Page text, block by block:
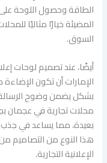
الطاقة وحصول اللوحة
المضيئة خيارًا مثاليًا
السوق.
أيضًا، عند تصميم لوحات
الإمارات أن تكون
بشكل يضمن وضوح
محلات تجارية في عجمان
بعيدة، مما يساعد في جذب
هذا النوع من التصاميم من
الإعلانية التجارية.